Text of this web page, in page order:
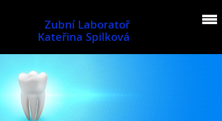
Zubní Laboratoř
Kateřina Spilková